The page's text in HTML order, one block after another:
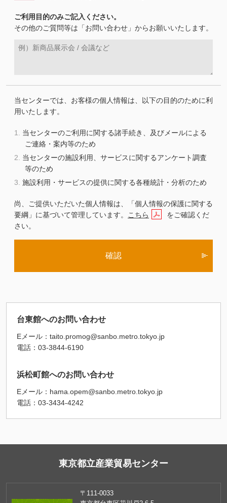
ご利用目的のみご記入ください。
その他のご質問等は「お問い合わせ」からお願いいたします。
当センターでは、お客様の個人情報は、以下の目的のために利
用いたします。
当センターのご利用に関する諸手続き、及びメールによる
ご連絡・案内等のため
当センターの施設利用、サービスに関するアンケート調査
等のため
施設利用・サービスの提供に関する各種統計・分析のため
尚、ご提供いただいた個人情報は、「個人情報の保護に関する
要綱」に基づいて管理しています。
こちら
をご確認くだ
さい。
確認
台東館へのお問い合わせ
Eメール： taito.promog@sanbo.metro.tokyo.jp
電話： 03-3844-6190
浜松町館へのお問い合わせ
Eメール： hama.opem@sanbo.metro.tokyo.jp
電話： 03-3434-4242
東京都立産業貿易センター
〒111-0033